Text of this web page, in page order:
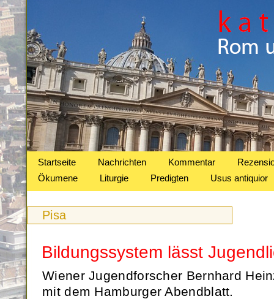
Startseite Nachrichten Kommentar
Ökumene
Liturgie Predigten Usus antiquior
Pisa
Bildungssystem lässt
Wiener Jugendforscher Bernhard
mit dem Hamburger Abendblatt.